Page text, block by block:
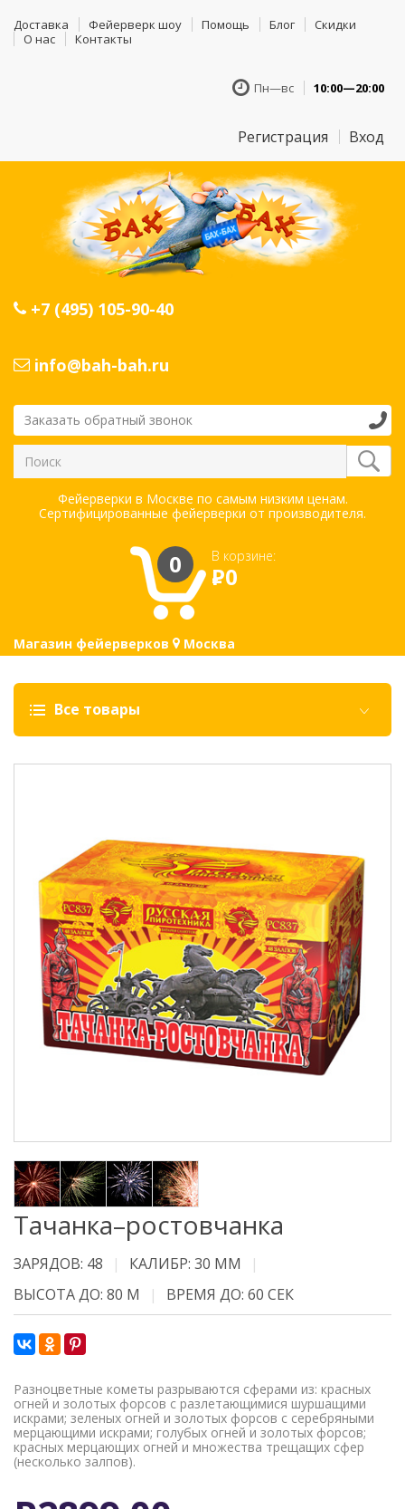
Доставка Фейерверк шоу Помощь Блог
Скидки
О нас
Контакты
Пн—вс 10:00—20:00
Регистрация Вход
+7 (495) 105-90-40
info@bah-bah.ru
Заказать обратный звонок
Фейерверки в Москве по самым низким ценам.
Сертифицированные фейерверки от производителя.
0 В корзине:
Р0
Магазин фейерверков Москва
Все товары
Тачанка–ростовчанка
ЗАРЯДОВ: 48
КАЛИБР: 30 ММ
ВЫСОТА ДО: 80 М
ВРЕМЯ ДО: 60 СЕК
Разноцветные кометы разрываются сферами из: красных
огней и золотых форсов с разлетающимися шуршащими
искрами; зеленых огней и золотых форсов с cеребряными
мерцающими искрами; голубых огней и золотых форсов;
красных мерцающих огней и множества трещащих сфер
(несколько залпов).